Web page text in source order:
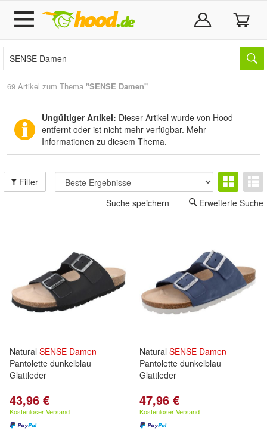
69 Artikel zum Thema "SENSE Damen"
Ungültiger Artikel: Dieser Artikel wurde von Hood
entfernt oder ist nicht mehr verfügbar. Mehr
Informationen zu diesem Thema.
Filter
Suche speichern
Erweiterte Suche
Natural SENSE Damen
Pantolette dunkelblau
Glattleder
43,96 €
Kostenloser Versand
Natural SENSE Damen
Pantolette dunkelblau
Glattleder
47,96 €
Kostenloser Versand